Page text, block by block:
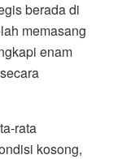
berada di
memasang
enam
rata
kosong,